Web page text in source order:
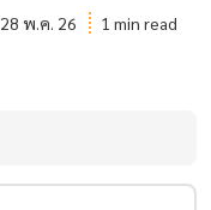
28 พ.ค. 26 1 min read